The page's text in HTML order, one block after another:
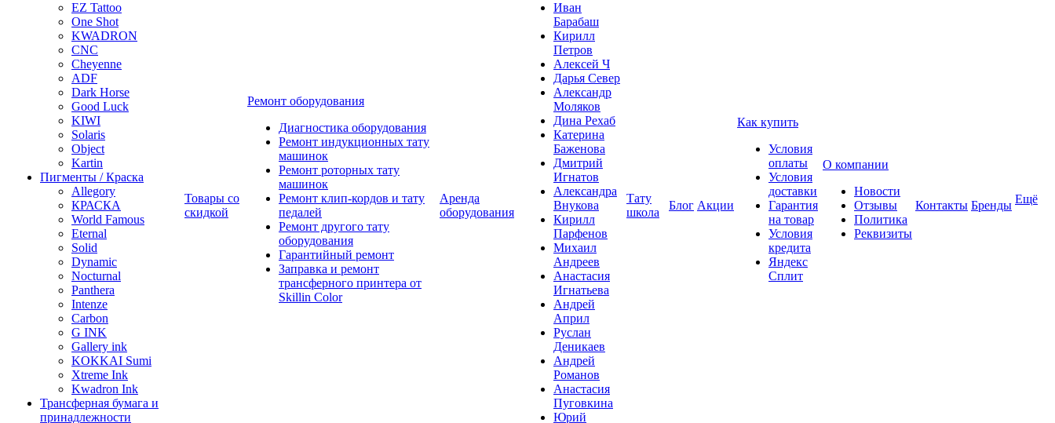
EZ Tattoo
One Shot
KWADRON
CNC
Cheyenne
ADF
Dark Horse
Good Luck
KIWI
Solaris
Object
Kartin
Пигменты / Краска
Allegory
КРАСКА
World Famous
Eternal
Solid
Dynamic
Nocturnal
Panthera
Intenze
Carbon
G INK
Gallery ink
KOKKAI Sumi
Xtreme Ink
Kwadron Ink
Трансферная бумага и
принадлежности
Товары со
скидкой
Ремонт оборудования
Диагностика оборудования
Ремонт индукционных тату
машинок
Ремонт роторных тату
машинок
Ремонт клип-кордов и тату
педалей
Ремонт другого тату
оборудования
Гарантийный ремонт
Заправка и ремонт
трансферного принтера от
Skillin Color
Аренда
оборудования
Иван
Барабаш
Кирилл
Петров
Алексей Ч
Дарья Север
Александр
Моляков
Дина Рехаб
Катерина
Баженова
Дмитрий
Игнатов
Александра
Внукова
Кирилл
Парфенов
Михаил
Андреев
Анастасия
Игнатьева
Андрей
Април
Руслан
Деникаев
Андрей
Романов
Анастасия
Пуговкина
Юрий
Тату
школа
Блог Акции
Как купить
Условия
оплаты
Условия
доставки
Гарантия
на товар
Условия
кредита
Яндекс
Сплит
О компании
Новости
Отзывы
Политика
Реквизиты
Контакты Бренды Ещё